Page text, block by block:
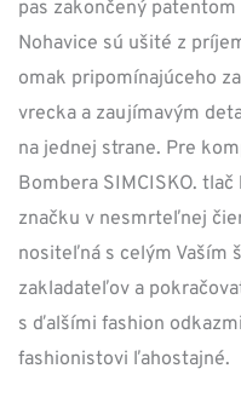
pas zakončený
Nohavice sú ušité z
omak pripomínajúceho
vrecka a zaujímavým
na jednej strane. Pre
Bombera SIMCISKO.
značku v nesmrteľnej
nositeľná s celým Vaším
zakladateľov a
s ďalšími fashion
fashionistovi ľahostajné.